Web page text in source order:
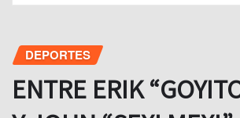
DEPORTES
ENTRE ERIK